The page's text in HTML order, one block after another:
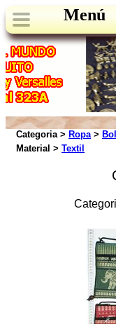
Menú
Categoria > Ropa>
Material > Textil